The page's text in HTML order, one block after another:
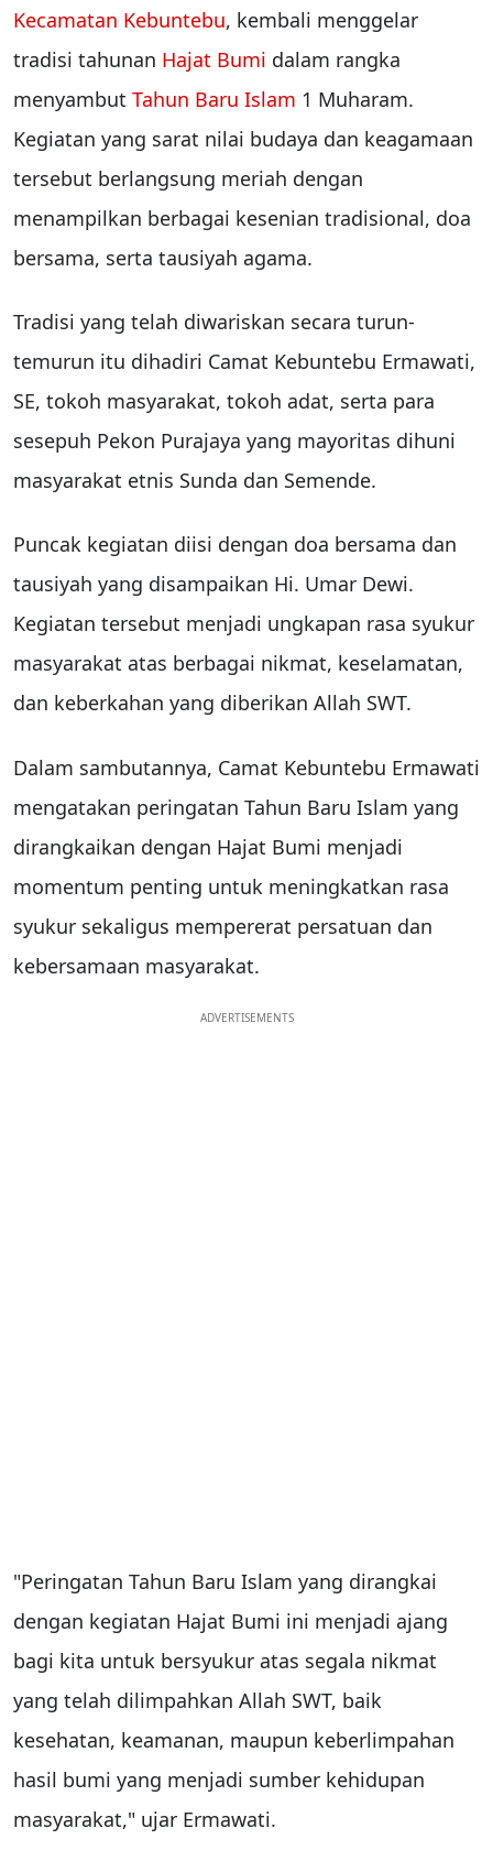
Kecamatan Kebuntebu, kembali menggelar
tradisi tahunan Hajat Bumi dalam rangka
menyambut Tahun Baru Islam 1 Muharam.
Kegiatan yang sarat nilai budaya dan keagamaan
tersebut berlangsung meriah dengan
menampilkan berbagai kesenian tradisional, doa
bersama, serta tausiyah agama.
Tradisi yang telah diwariskan secara turun-
temurun itu dihadiri Camat Kebuntebu Ermawati,
SE, tokoh masyarakat, tokoh adat, serta para
sesepuh Pekon Purajaya yang mayoritas dihuni
masyarakat etnis Sunda dan Semende.
Puncak kegiatan diisi dengan doa bersama dan
tausiyah yang disampaikan Hi. Umar Dewi.
Kegiatan tersebut menjadi ungkapan rasa syukur
masyarakat atas berbagai nikmat, keselamatan,
dan keberkahan yang diberikan Allah SWT.
Dalam sambutannya, Camat Kebuntebu Ermawati
mengatakan peringatan Tahun Baru Islam yang
dirangkaikan dengan Hajat Bumi menjadi
momentum penting untuk meningkatkan rasa
syukur sekaligus mempererat persatuan dan
kebersamaan masyarakat.
ADVERTISEMENTS
"Peringatan Tahun Baru Islam yang dirangkai
dengan kegiatan Hajat Bumi ini menjadi ajang
bagi kita untuk bersyukur atas segala nikmat
yang telah dilimpahkan Allah SWT, baik
kesehatan, keamanan, maupun keberlimpahan
hasil bumi yang menjadi sumber kehidupan
masyarakat," ujar Ermawati.